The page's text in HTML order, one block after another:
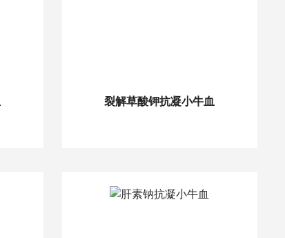
裂解草酸钾抗凝小牛血